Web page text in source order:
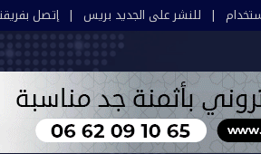
للنشر على الجديد بريس إتصل